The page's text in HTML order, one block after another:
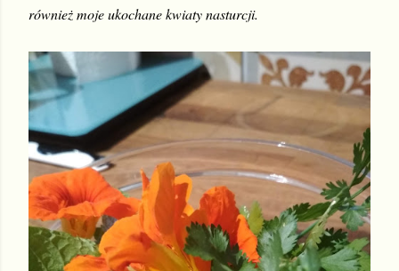
również moje ukochane kwiaty nasturcji.